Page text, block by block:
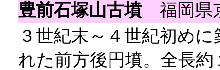
豊前石塚山古墳福岡県
３世紀末～４世紀初め
れた前方後円墳。全長